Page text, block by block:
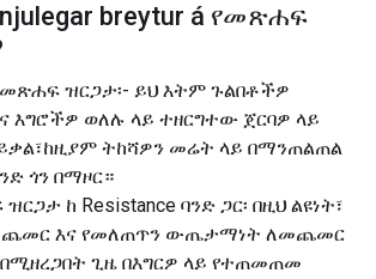
breytur á የመጽሐፍ
ዝርጋታ፡- ይህ እትም ጉልበቶችዎ
እግሮችዎ ወለሉ ላይ ተዘርግተው ጀርባዎ ላይ
ትከሻዎን መሬት ላይ በማንጠልጠል
ጎን በማዞር።
ከ Resistance ባንድ ጋር፡ በዚህ ልዩነት፣
እና የመለጠጥን ውጤታማነት ለመጨመር
ጊዜ በእግርዎ ላይ የተጠመጠመ